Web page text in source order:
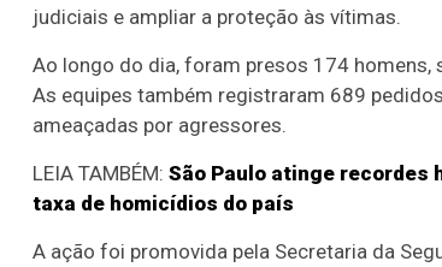
judiciais e ampliar a proteção às vítimas.
Ao longo do dia, foram presos 174
As equipes também registraram 689
ameaçadas por agressores.
LEIA TAMBÉM: São Paulo atinge recordes
taxa de homicídios do país
A ação foi promovida pela Secretaria da